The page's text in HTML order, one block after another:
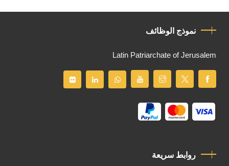
نموذج الوظائف
Latin Patriarchate of Jerusalem
روابط سريعة